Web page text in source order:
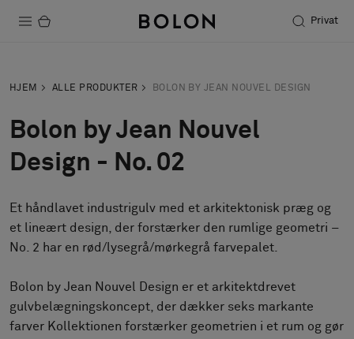
Privat
Bæredygtighed
Installation
Vedligeholdelse
Designersamarbejder
Stories
FAQ
HJEM ALLE PRODUKTER BOLON BY JEAN NOUVEL DESIGN
Bolon by Jean Nouvel
Design - No. 02
Et håndlavet industrigulv med et arkitektonisk præg og
et lineært design, der forstærker den rumlige geometri –
No. 2 har en rød/lysegrå/mørkegrå farvepalet.
Bolon by Jean Nouvel Design er et arkitektdrevet
gulvbelægningskoncept, der dækker seks markante
farver Kollektionen forstærker geometrien i et rum og gør